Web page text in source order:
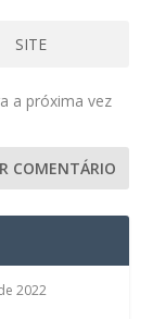
a próxima vez
2022